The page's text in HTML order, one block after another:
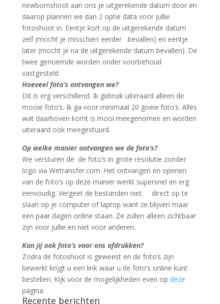
newbornshoot aan ons je uitgerekende datum door en
daarop plannen we dan 2 optie data voor jullie
fotoshoot in. Eentje kort op de uitgerekende datum
zelf (mocht je misschien eerder bevallen) en eentje
later (mocht je na de uitgerekende datum bevallen). De
twee genoemde worden onder voorbehoud
vastgesteld.
Hoeveel foto’s ontvangen we?
Dit is erg verschillend. Ik gebruik uiteraard alleen de
mooie foto’s. Ik ga voor minimaal 20 goeie foto’s. Alles
wat daarboven komt is mooi meegenomen en worden
uiteraard ook meegestuurd.
Op welke manier ontvangen we de foto’s?
We versturen de de foto’s in grote resolutie zonder
logo via Wetransfer.com. Het ontvangen en openen
van de foto’s op deze manier werkt supersnel en erg
eenvoudig. Vergeet de bestanden niet direct op te
slaan op je computer of laptop want ze blijven maar
een paar dagen online staan. Ze zullen alleen zichtbaar
zijn voor jullie en niet voor anderen.
Kan jij ook foto’s voor ons afdrukken?
Zodra de fotoshoot is geweest en de foto’s zijn
bewerkt krijgt u een link waar u de foto’s online kunt
bestellen. Kijk voor de mogelijkheden even op deze
pagina.
Recente berichten